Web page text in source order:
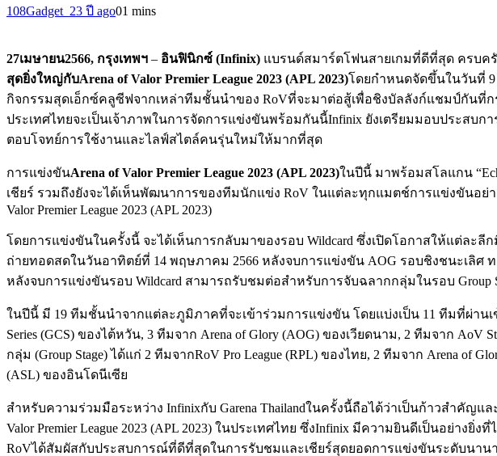
108Gadget_23 ปี ago01 mins
27เมษายน2566, กรุงเทพฯ – อินฟินิกซ์ (Infinix) แบรนด์สมาร์ตโฟนสายเกมที่ดีที่สุด ครบค
สุดยิ่งใหญ่กับArena of Valor Premier League 2023 (APL 2023)โดยกำหนดจัดขึ้นในวันที่ 9
กิจกรรมสุดเอ็กซ์คลูซีฟจากเหล่าทีมชั้นนำของ RoVที่จะมาต่อสู้เพื่อชิงบัลลังก์แชมป์กัน
ประเทศไทยจะเป็นเจ้าภาพในการจัดการแข่งขันพร้อมกันนี้Infinix ยังเตรียมมอบประส
ตอบโจทย์การใช้งานและไลฟ์สไตล์คนรุ่นใหม่ให้มากที่สุด
การแข่งขันArena of Valor Premier League 2023 (APL 2023)ในปีนี้ มาพร้อมสโลแกน
เชียร์ รวมถึงยังจะได้เห็นพัฒนาการของทีมนักแข่ง RoV ในแต่ละทุกแมตช์การแข่งขันอ
Valor Premier League 2023 (APL 2023)
โดยการแข่งขันในครั้งนี้ จะได้เห็นการกลับมาของรอบ Wildcard ซึ่งเปิดโอกาสให้แต่ละลีก
ถ่ายทอดสดในวันอาทิตย์ที่ 14 พฤษภาคม 2566 หลังจบการแข่งขัน AOG รอบชิงชนะเลิศ ท
หลังจบการแข่งขันรอบ Wildcard สามารถรับชมต่อสำหรับการจับฉลากกลุ่มในรอบ Group
ในปีนี้ มี 19 ทีมชั้นนำจากแต่ละภูมิภาคที่จะเข้าร่วมการแข่งขัน โดยแบ่งเป็น 11 ทีมที่ผ่านเข้า
Series (GCS) ของไต้หวัน, 3 ทีมจาก Arena of Glory (AOG) ของเวียดนาม, 2 ทีมจาก
กลุ่ม (Group Stage) ได้แก่ 2 ทีมจากRoV Pro League (RPL) ของไทย, 2 ทีมจาก Arena of
(ASL) ของอินโดนีเซีย
สำหรับความร่วมมือระหว่าง Infinixกับ Garena Thailandในครั้งนี้ถือได้ว่าเป็นก้าวสำคัญ
Valor Premier League 2023 (APL 2023) ในประเทศไทย ซึ่งInfinix มีความยินดีเป็นอย่
RoVได้สัมผัสกับประสบการณ์ที่ดีที่สุดในการรับชมและเชียร์สุดยอดการแข่งขันระดับนา